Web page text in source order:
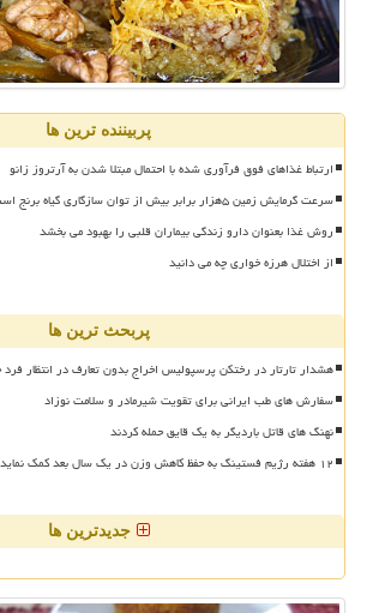
پربیننده ترین ها
ارتباط غذاهای فوق فرآوری شده با احتمال مبتلا شدن به آرتروز زانو
سرعت گرمایش زمین ۵هزار برابر بیش از توان سازگاری گیاه برنج است
روش غذا بعنوان دارو زندگی بیماران قلبی را بهبود می بخشد
از اختلال هرزه خواری چه می دانید
پربحث ترین ها
هشدار تارتار در رختکن پرسپولیس اخراج بدون تعارف در انتظار فرد
سفارش های طب ایرانی برای تقویت شیرمادر و سلامت نوزاد
نهنگ های قاتل باردیگر به یک قایق حمله کردند
۱۲ هفته رژیم فستینگ به حفظ کاهش وزن در یک سال بعد کمک نماید
جدیدترین ها